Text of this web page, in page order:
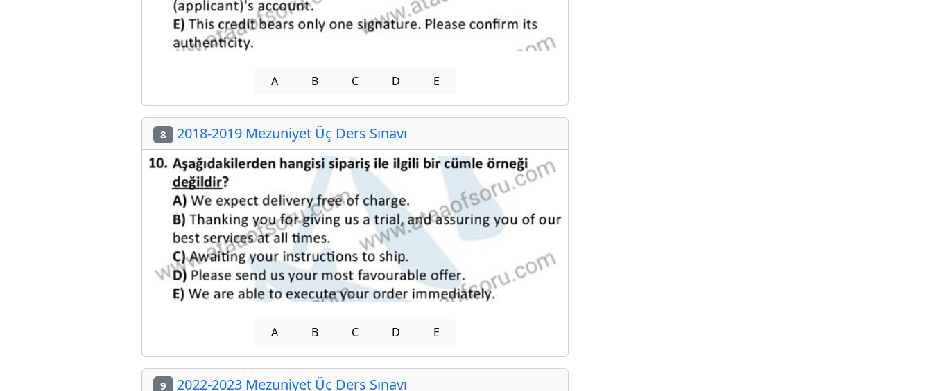
A B C D E
8 2018-2019 Mezuniyet Üç Ders Sınavı
A B C D E
9 2022-2023 Mezuniyet Üç Ders Sınavı